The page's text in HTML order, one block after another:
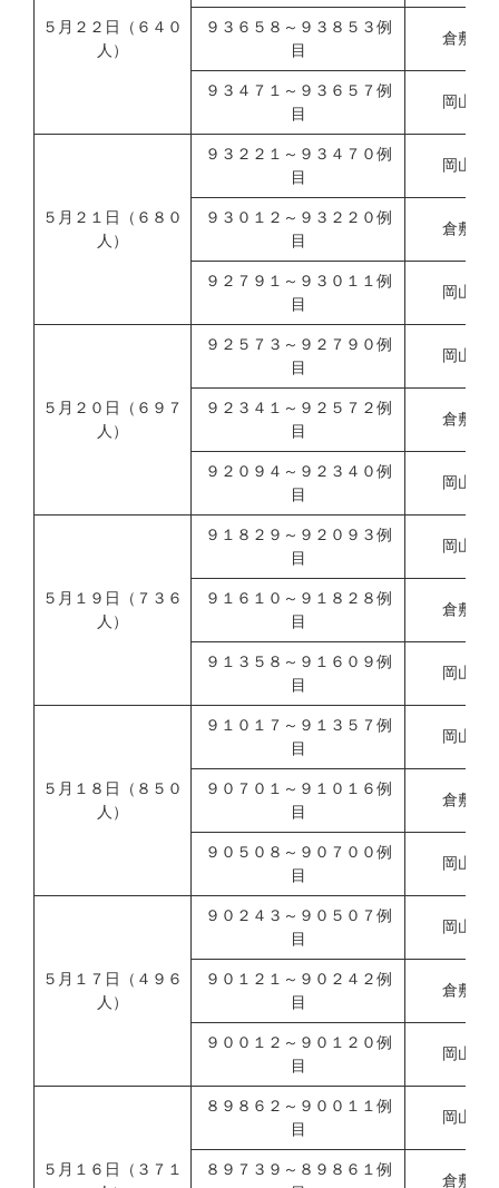
５月２２日（６４０
人）
９３６５８～９３８５３例
目
倉敷市
９３４７１～９３６５７例
目
岡山県
５月２１日（６８０
人）
９３２２１～９３４７０例
目
岡山市
９３０１２～９３２２０例
目
倉敷市
９２７９１～９３０１１例
目
岡山県
５月２０日（６９７
人）
９２５７３～９２７９０例
目
岡山市
９２３４１～９２５７２例
目
倉敷市
９２０９４～９２３４０例
目
岡山県
５月１９日（７３６
人）
９１８２９～９２０９３例
目
岡山市
９１６１０～９１８２８例
目
倉敷市
９１３５８～９１６０９例
目
岡山県
５月１８日（８５０
人）
９１０１７～９１３５７例
目
岡山市
９０７０１～９１０１６例
目
倉敷市
９０５０８～９０７００例
目
岡山県
５月１７日（４９６
人）
９０２４３～９０５０７例
目
岡山市
９０１２１～９０２４２例
目
倉敷市
９００１２～９０１２０例
目
岡山県
５月１６日（３７１
８９８６２～９００１１例
目
岡山市
８９７３９～８９８６１例
倉敷市